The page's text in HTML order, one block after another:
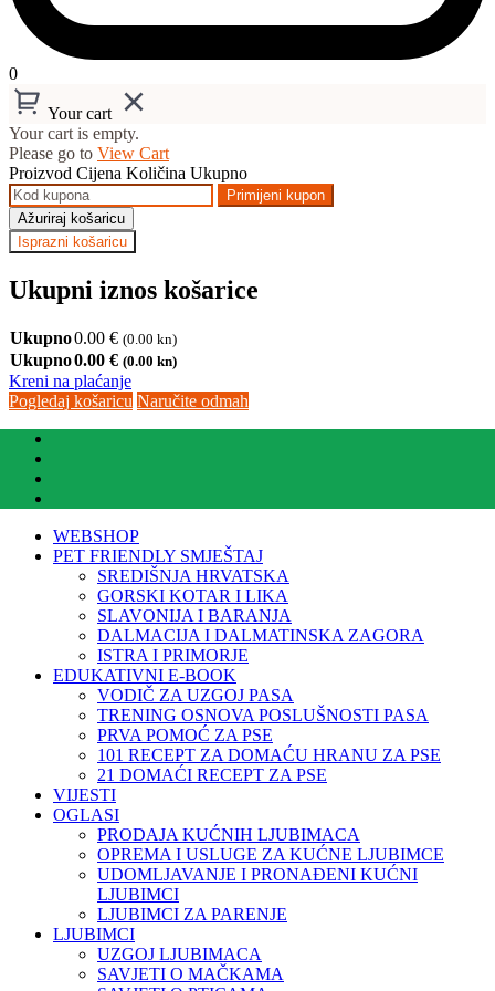
0
Your cart
Your cart is empty.
Please go to View Cart
Proizvod Cijena Količina Ukupno
Primijeni kupon
Ažuriraj košaricu
Isprazni košaricu
Ukupni iznos košarice
Ukupno0.00 € (0.00 kn)
Ukupno0.00 € (0.00 kn)
Kreni na plaćanje
Pogledaj košaricu Naručite odmah
WEBSHOP
PET FRIENDLY SMJEŠTAJ
SREDIŠNJA HRVATSKA
GORSKI KOTAR I LIKA
SLAVONIJA I BARANJA
DALMACIJA I DALMATINSKA ZAGORA
ISTRA I PRIMORJE
EDUKATIVNI E-BOOK
VODIČ ZA UZGOJ PASA
TRENING OSNOVA POSLUŠNOSTI PASA
PRVA POMOĆ ZA PSE
101 RECEPT ZA DOMAĆU HRANU ZA PSE
21 DOMAĆI RECEPT ZA PSE
VIJESTI
OGLASI
PRODAJA KUĆNIH LJUBIMACA
OPREMA I USLUGE ZA KUĆNE LJUBIMCE
UDOMLJAVANJE I PRONAĐENI KUĆNI
LJUBIMCI
LJUBIMCI ZA PARENJE
LJUBIMCI
UZGOJ LJUBIMACA
SAVJETI O MAČKAMA